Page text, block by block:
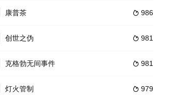
母子并没有就此逃过一劫，而是成为斑比的猎杀目标。
 986
康普茶
 981
创世之伪
 981
克格勃无间事件
 979
灯火管制